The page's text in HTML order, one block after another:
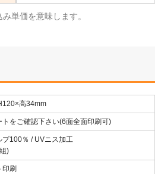
単価を意味します。
高34mm
トをご確認下さい(6面全面印刷可)
プ100％ / UVニス加工
)
印刷